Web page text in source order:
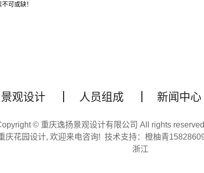
可或缺！
景观设计 人员组成 新闻中心
© 重庆逸扬景观设计有限公司 All rights reserved
庆花园设计, 欢迎来电咨询! 技术支持： 橙柚青
浙江